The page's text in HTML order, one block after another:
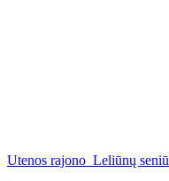
Utenos rajono Leliūnų